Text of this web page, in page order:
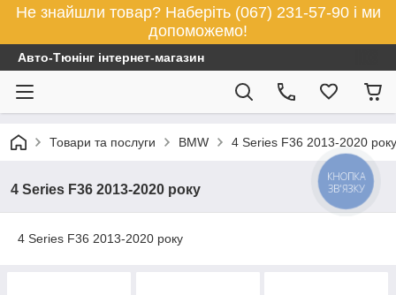
Не знайшли товар? Наберіть (067) 231-57-90 і ми
допоможемо!
Авто-Тюнінг інтернет-магазин
Товари та послуги BMW 4 Series F36 2013-2020 року
4 Series F36 2013-2020 року
4 Series F36 2013-2020 року
КНОПКА
ЗВ'ЯЗКУ